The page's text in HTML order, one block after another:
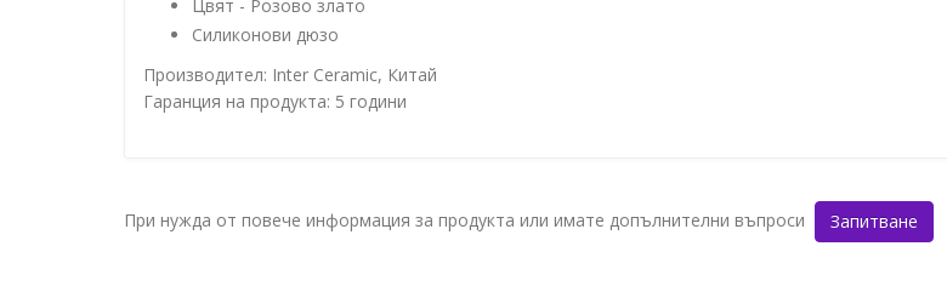
Цвят - Розово злато
Силиконови дюзо
Производител: Inter Ceramic, Китай
Гаранция на продукта: 5 години
При нужда от повече информация за продукта или имате допълнителни въпроси Запитване